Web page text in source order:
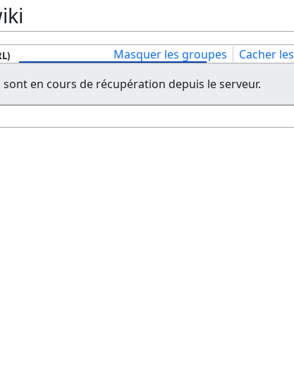
Masquer les groupes
Cacher
en cours de récupération depuis le serveur.